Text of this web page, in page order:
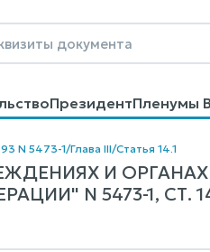
ПрезидентПленумы
КонтактыПомощьПоиск
N 5473-1/Глава III/Статья 14.1
И
N 5473-1, СТ.